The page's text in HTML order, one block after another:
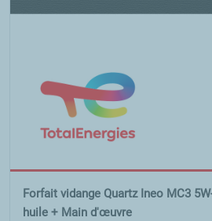
Forfait vidange Quartz Ineo MC3
huile + Main d'œuvre